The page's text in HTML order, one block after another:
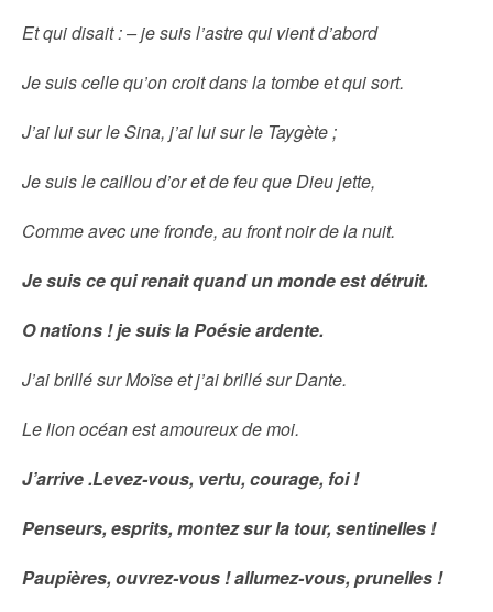
Et qui disait : – je suis l’astre qui vient d’abord
Je suis celle qu’on croit dans la tombe et qui sort.
J’ai lui sur le Sina, j’ai lui sur le Taygète ;
Je suis le caillou d’or et de feu que Dieu jette,
Comme avec une fronde, au front noir de la nuit.
Je suis ce qui renait quand un monde est détruit.
O nations ! je suis la Poésie ardente.
J’ai brillé sur Moïse et j’ai brillé sur Dante.
Le lion océan est amoureux de moi.
J’arrive .Levez-vous, vertu, courage, foi !
Penseurs, esprits, montez sur la tour, sentinelles !
Paupières, ouvrez-vous ! allumez-vous, prunelles !